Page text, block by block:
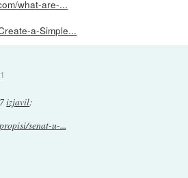
what-are-...
a-Simple...
izjavil:
senat-u-...